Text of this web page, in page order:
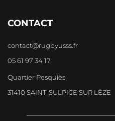
CONTACT
contact@rugbyusss.fr
05 61 97 34 17
Quartier Pesquiès
31410 SAINT-SULPICE SUR LÈZE